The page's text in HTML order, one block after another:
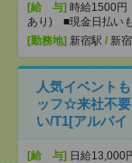
[給 与] 時給1500
あり) ■現金日払い
[勤務地] 新宿駅 / 新
人気イベント
ッフ☆来社不
い/T1[アルバイ
[給 与] 日給13,000